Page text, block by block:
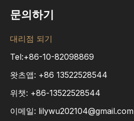
문의하기
대리점 되기
Tel:+86-10-82098869
왓츠앱: +86 13522528544
위챗: +86-13522528544
이메일: lilywu202104@gmail.com